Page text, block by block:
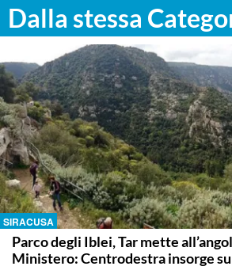
Dalla stessa
SIRACUSA
Parco degli Iblei, Tar mette
Ministero: Centrodestra insorge